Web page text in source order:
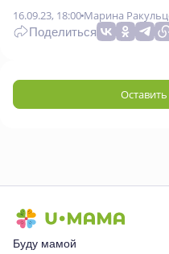
16.09.23, 18:00 Марина
Поделиться
Буду мамой